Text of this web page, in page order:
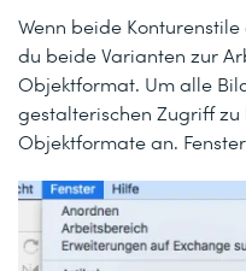
Wenn beide
du beide Varianten zur
Objektformat. Um alle
gestalterischen Zugriff
Objektformate an.